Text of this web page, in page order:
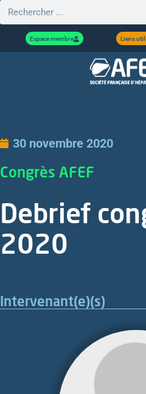
Espace membre Liens
30 novembre 2020
Congrès AFEF
Debrief
2020
Intervenant(e)(s)